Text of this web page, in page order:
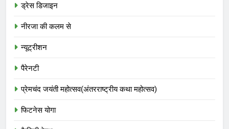
ड्रेस डिजाइन
नीरजा की कलम से
न्यूट्रीशन
पैरेनटी
प्रेमचंद जयंती महोत्सव(अंतरराष्ट्रीय कथा महोत्सव)
फिटनेस योगा